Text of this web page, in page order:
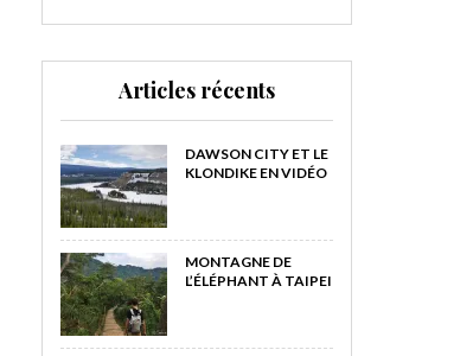
Articles récents
DAWSON CITY ET LE
KLONDIKE EN VIDÉO
MONTAGNE DE
L’ÉLÉPHANT À TAIPEI